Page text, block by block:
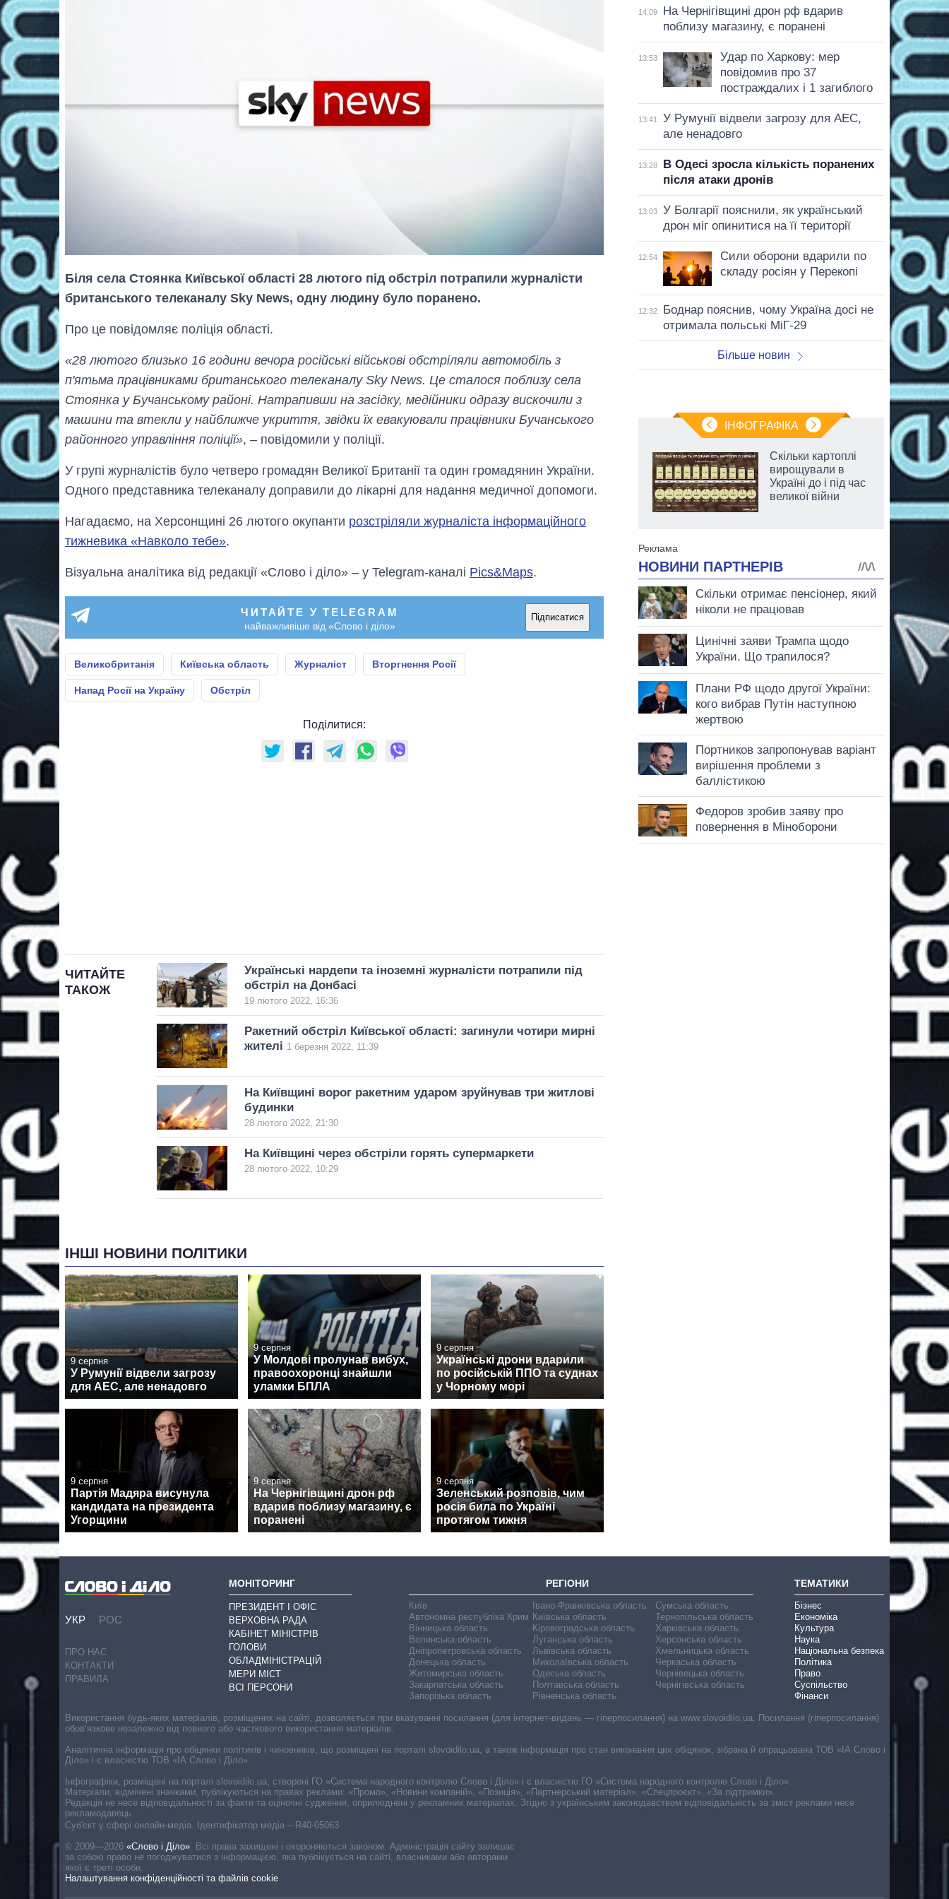
Біля села Стоянка Київської області 28 лютого під обстріл потрапили журналісти
британського телеканалу Sky News, одну людину було поранено.
Про це повідомляє поліція області.
«28 лютого близько 16 години вечора російські військові обстріляли автомобіль з
п'ятьма працівниками британського телеканалу Sky News. Це сталося поблизу села
Стоянка у Бучанському районі. Натрапивши на засідку, медійники одразу вискочили з
машини та втекли у найближче укриття, звідки їх евакуювали працівники Бучанського
районного управління поліції», – повідомили у поліції.
У групі журналістів було четверо громадян Великої Британії та один громадянин України.
Одного представника телеканалу доправили до лікарні для надання медичної допомоги.
Нагадаємо, на Херсонщині 26 лютого окупанти розстріляли журналіста інформаційного
тижневика «Навколо тебе».
Візуальна аналітика від редакції «Слово і діло» – у Telegram-каналі Pics&Maps.
ЧИТАЙТЕ У TELEGRAM
найважливіше від «Слово і діло»
Підписатися
Великобританія Київська область Журналіст Вторгнення Росії
Напад Росії на Україну Обстріл
Поділитися:
ЧИТАЙТЕ
ТАКОЖ
Українські нардепи та іноземні журналісти потрапили під
обстріл на Донбасі
19 лютого 2022, 16:36
Ракетний обстріл Київської області: загинули чотири мирні
жителі 1 березня 2022, 11:39
На Київщині ворог ракетним ударом зруйнував три житлові
будинки
28 лютого 2022, 21:30
На Київщині через обстріли горять супермаркети
28 лютого 2022, 10:29
ІНШІ НОВИНИ ПОЛІТИКИ
9 серпня
У Румунії відвели загрозу
для АЕС, але ненадовго
9 серпня
У Молдові пролунав вибух,
правоохоронці знайшли
уламки БПЛА
9 серпня
Українські дрони вдарили
по російській ППО та суднах
у Чорному морі
9 серпня
Партія Мадяра висунула
кандидата на президента
Угорщини
9 серпня
На Чернігівщині дрон рф
вдарив поблизу магазину, є
поранені
9 серпня
Зеленський розповів, чим
росія била по Україні
протягом тижня
14:09
На Чернігівщині дрон рф вдарив
поблизу магазину, є поранені
13:53
Удар по Харкову: мер
повідомив про 37
постраждалих і 1 загиблого
13:41
У Румунії відвели загрозу для АЕС,
але ненадовго
13:28
В Одесі зросла кількість поранених
після атаки дронів
13:03
У Болгарії пояснили, як український
дрон міг опинитися на її території
12:54
Сили оборони вдарили по
складу росіян у Перекопі
12:32
Боднар пояснив, чому Україна досі не
отримала польські МіГ-29
Більше новин
ІНФОГРАФІКА
років: хто і як
довго обіймав
посаду керівника
Скільки картоплі
вирощували в
Україні до і під час
великої війни
УКР РОС
ПРО НАС
КОНТАКТИ
ПРАВИЛА
МОНІТОРИНГ
ПРЕЗИДЕНТ І ОФІС
ВЕРХОВНА РАДА
КАБІНЕТ МІНІСТРІВ
ГОЛОВИ
ОБЛАДМІНІСТРАЦІЙ
МЕРИ МІСТ
ВСІ ПЕРСОНИ
РЕГІОНИ
Київ
Автономна республіка Крим
Вінницька область
Волинська область
Дніпропетровська область
Донецька область
Житомирська область
Закарпатська область
Запорізька область
Івано-Франківська область
Київська область
Кіровоградська область
Луганська область
Львівська область
Миколаївська область
Одеська область
Полтавська область
Рівненська область
Сумська область
Тернопільська область
Харківська область
Херсонська область
Хмельницька область
Черкаська область
Чернівецька область
Чернігівська область
ТЕМАТИКИ
Бізнес
Економіка
Культура
Наука
Національна безпека
Політика
Право
Суспільство
Фінанси
Cуб'єкт у сфері онлайн-медіа. Ідентифікатор медіа – R40-05063
© 2009—2026 «Слово і Діло». Всі права захищені і охороняються законом. Адміністрація сайту залишає
за собою право не погоджуватися з інформацією, яка публікується на сайті, власниками або авторами
якої є треті особи.
Налаштування конфіденційності та файлів cookie
Використання будь-яких матеріалів, розміщених на сайті, дозволяється при вказуванні посилання (для інтернет-видань — гіперпосилання) на www.slovoidilo.ua. Посилання (гіперпосилання)
обов’язкове незалежно від повного або часткового використання матеріалів.
Аналітична інформація про обіцянки політиків і чиновників, що розміщені на порталі slovoidilo.ua, а також інформація про стан виконання цих обіцянок, зібрана й опрацьована ТОВ «ІА Слово і
Діло» і є власністю ТОВ «ІА Слово і Діло».
Інфографіки, розміщені на порталі slovoidilo.ua, створені ГО «Система народного контролю Слово і Діло» і є власністю ГО «Система народного контролю Слово і Діло».
Матеріали, відмічені значками, публікуються на правах реклами: «Промо», «Новини компаній», «Позиція», «Партнерський матеріал», «Спецпроєкт», «За підтримки».
Редакція не несе відповідальності за факти та оціночні судження, оприлюднені у рекламних матеріалах. Згідно з українським законодавством відповідальність за зміст реклами несе
рекламодавець.